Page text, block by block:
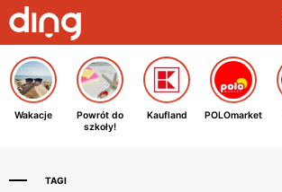
Wakacje
Powrót do
szkoły!
Kaufland POLOmarket
TAGI